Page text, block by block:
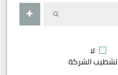
لا
تشطيب الشركة